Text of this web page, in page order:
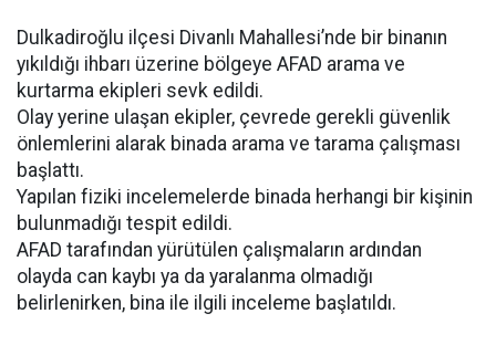
Dulkadiroğlu ilçesi Divanlı Mahallesi’nde bir binanın
yıkıldığı ihbarı üzerine bölgeye AFAD arama ve
kurtarma ekipleri sevk edildi.
Olay yerine ulaşan ekipler, çevrede gerekli güvenlik
önlemlerini alarak binada arama ve tarama çalışması
başlattı.
Yapılan fiziki incelemelerde binada herhangi bir kişinin
bulunmadığı tespit edildi.
AFAD tarafından yürütülen çalışmaların ardından
olayda can kaybı ya da yaralanma olmadığı
belirlenirken, bina ile ilgili inceleme başlatıldı.